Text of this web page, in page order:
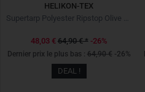
HELIKON-TEX
48,03 € 64,90 €* -26%
Dernier prix le plus bas : 64,90 € -26%
DEAL !